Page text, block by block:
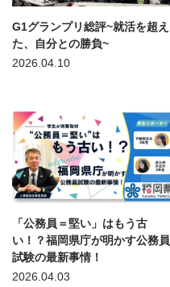
G1グランプリ総評~就活を超え
た、自分との勝負~
2026.04.10
「公務員＝堅い」はもう古
い！？福岡県庁が明かす公務員
試験の最新事情！
2026.04.03